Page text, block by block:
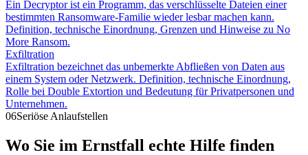
Ein Decryptor ist ein Programm, das verschlüsselte Dateien einer
bestimmten Ransomware-Familie wieder lesbar machen kann.
Definition, technische Einordnung, Grenzen und Hinweise zu No
More Ransom.
Exfiltration
Exfiltration bezeichnet das unbemerkte Abfließen von Daten aus
einem System oder Netzwerk. Definition, technische Einordnung,
Rolle bei Double Extortion und Bedeutung für Privatpersonen und
Unternehmen.
06Seriöse Anlaufstellen
Wo Sie im Ernstfall echte Hilfe finden